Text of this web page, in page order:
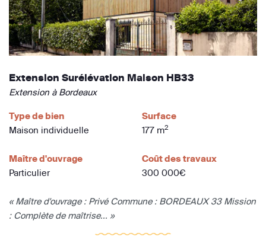
Extension Surélévation Maison HB33
Extension à Bordeaux
Type de bien
Maison individuelle
Surface
177 m2
Maître d'ouvrage
Particulier
Coût des travaux
300 000€
« Maître d'ouvrage : Privé Commune : BORDEAUX 33 Mission
: Complète de maîtrise... »